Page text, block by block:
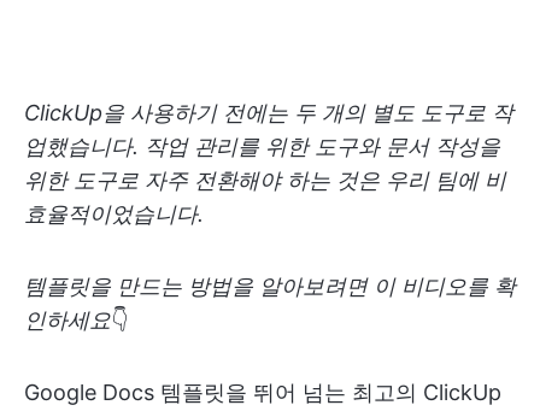
ClickUp을 사용하기 전에는 두 개의 별도 도구로 작
업했습니다. 작업 관리를 위한 도구와 문서 작성을
위한 도구로 자주 전환해야 하는 것은 우리 팀에 비
효율적이었습니다.
템플릿을 만드는 방법을 알아보려면 이 비디오를 확
인하세요👇
Google Docs 템플릿을 뛰어 넘는 최고의 ClickUp